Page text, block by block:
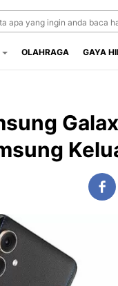
OLAHRAGA GAYA